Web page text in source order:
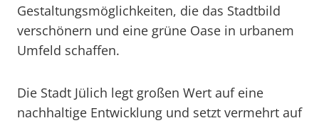
Gestaltungsmöglichkeiten, die das Stadtbild
verschönern und eine grüne Oase in urbanem
Umfeld schaffen.
Die Stadt Jülich legt großen Wert auf eine
nachhaltige Entwicklung und setzt vermehrt auf